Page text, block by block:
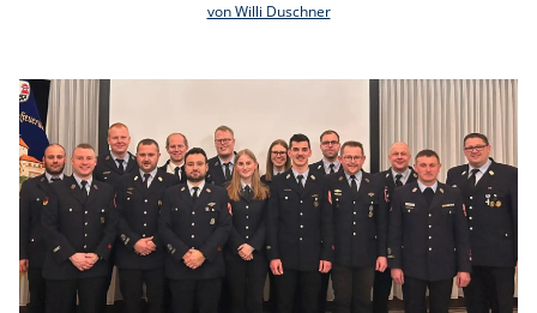
von Willi Duschner